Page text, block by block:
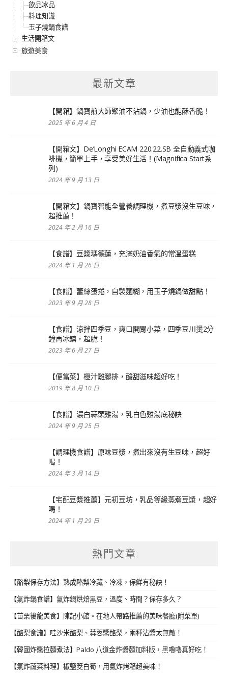
飲品冰品
料理知識
玉子燒鍋食譜
生活開箱文
旅遊美食
最新文章
【開箱】鍋寶煎大師聚油不沾鍋，少油也能酥香脆！
2025 年 6 月 4 日
【開箱文】De’Longhi ECAM 220.22.SB 全自動義式咖
啡機，簡單上手，享受美好生活！(Magnifica Start系
列)
2024 年 9 月 13 日
【開箱文】鍋寶智能全營養調理機，煮豆漿沒生豆味，
超推薦！
2024 年 2 月 16 日
【食譜】豆漿瑪德蓮，充滿奶油香氣的常溫蛋糕
2024 年 1 月 26 日
【食譜】蕾絲蛋捲，自製麵糊，用玉子燒鍋做甜點！
2023 年 9 月 28 日
【食譜】涼拌四季豆，爽口開胃小菜，四季豆川燙2分
鐘再冰鎮，超脆！
2023 年 6 月 27 日
【便當菜】橙汁雞腿排，酸甜滋味超好吃！
2019 年 8 月 10 日
【食譜】濃白蒜頭雞湯，乳白色雞湯底秘訣
2024 年 9 月 25 日
【調理機食譜】原味豆漿，煮出來沒有生豆味，超好
喝！
2024 年 3 月 14 日
【宅配豆漿推薦】元初豆坊，乳品等級蒸煮豆漿，超好
喝！
2024 年 1 月 29 日
熱門文章
【酪梨保存方法】熟成酪梨冷藏、冷凍，保鮮有秘訣！
【氣炸鍋食譜】氣炸鍋烘焙黑豆，溫度、時間？保存多久？
【苗栗後龍美食】陳記小館。在地人帶路推薦的美味餐廳(附菜單)
【酪梨食譜】哇沙米酪梨、蒜蓉醬酪梨，兩種沾醬太無敵！
【韓國炸醬拉麵煮法】Paldo 八道金炸醬麵加料版，黑嚕嚕真好吃！
【氣炸蔬菜料理】椒鹽筊白筍，用氣炸烤箱超美味！